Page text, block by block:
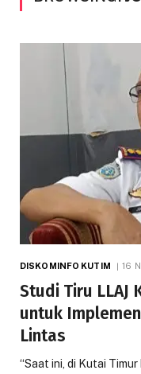
DISKOMINFO KUTIM 16
Studi Tiru LLAJ
untuk
Lintas
“Saat ini, di Kutai